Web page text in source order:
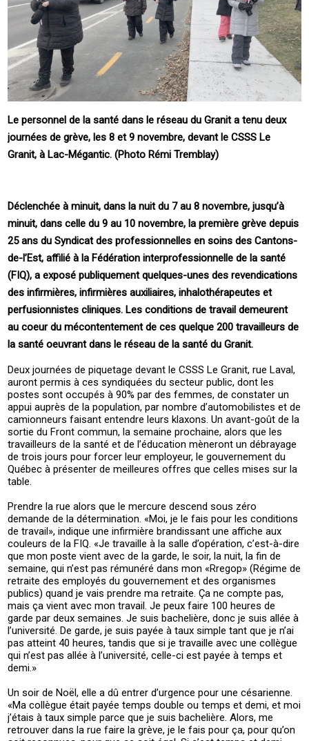
Le personnel de la santé dans le réseau du Granit a tenu deux
journées de grève, les 8 et 9 novembre, devant le CSSS Le
Granit, à Lac-Mégantic. (Photo Rémi Tremblay)
Déclenchée à minuit, dans la nuit du 7 au 8 novembre, jusqu’à
minuit, dans celle du 9 au 10 novembre, la première grève depuis
25 ans du Syndicat des professionnelles en soins des Cantons-
de-l’Est, affilié à la Fédération interprofessionnelle de la santé
(FIQ), a exposé publiquement quelques-unes des revendications
des infirmières, infirmières auxiliaires, inhalothérapeutes et
perfusionnistes cliniques. Les conditions de travail demeurent
au coeur du mécontentement de ces quelque 200 travailleurs de
la santé oeuvrant dans le réseau de la santé du Granit.
Deux journées de piquetage devant le CSSS Le Granit, rue Laval,
auront permis à ces syndiquées du secteur public, dont les
postes sont occupés à 90% par des femmes, de constater un
appui auprès de la population, par nombre d’automobilistes et de
camionneurs faisant entendre leurs klaxons. Un avant-goût de la
sortie du Front commun, la semaine prochaine, alors que les
travailleurs de la santé et de l’éducation mèneront un débrayage
de trois jours pour forcer leur employeur, le gouvernement du
Québec à présenter de meilleures offres que celles mises sur la
table.
Prendre la rue alors que le mercure descend sous zéro
demande de la détermination. «Moi, je le fais pour les conditions
de travail», indique une infirmière brandissant une affiche aux
couleurs de la FIQ. «Je travaille à la salle d’opération, c’est-à-dire
que mon poste vient avec de la garde, le soir, la nuit, la fin de
semaine, qui n’est pas rémunéré dans mon «Rregop» (Régime de
retraite des employés du gouvernement et des organismes
publics) quand je vais prendre ma retraite. Ça ne compte pas,
mais ça vient avec mon travail. Je peux faire 100 heures de
garde par deux semaines. Je suis bachelière, donc je suis allée à
l’université. De garde, je suis payée à taux simple tant que je n’ai
pas atteint 40 heures, tandis que si je travaille avec une collègue
qui n’est pas allée à l’université, celle-ci est payée à temps et
demi.»
Un soir de Noël, elle a dû entrer d’urgence pour une césarienne.
«Ma collègue était payée temps double ou temps et demi, et moi
j’étais à taux simple parce que je suis bachelière. Alors, me
retrouver dans la rue faire la grève, je le fais pour ça, pour qu’on